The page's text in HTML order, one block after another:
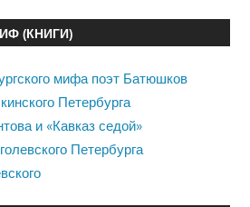
(КНИГИ)
мифа поэт Батюшков
Петербурга
и «Кавказ седой»
Петербурга